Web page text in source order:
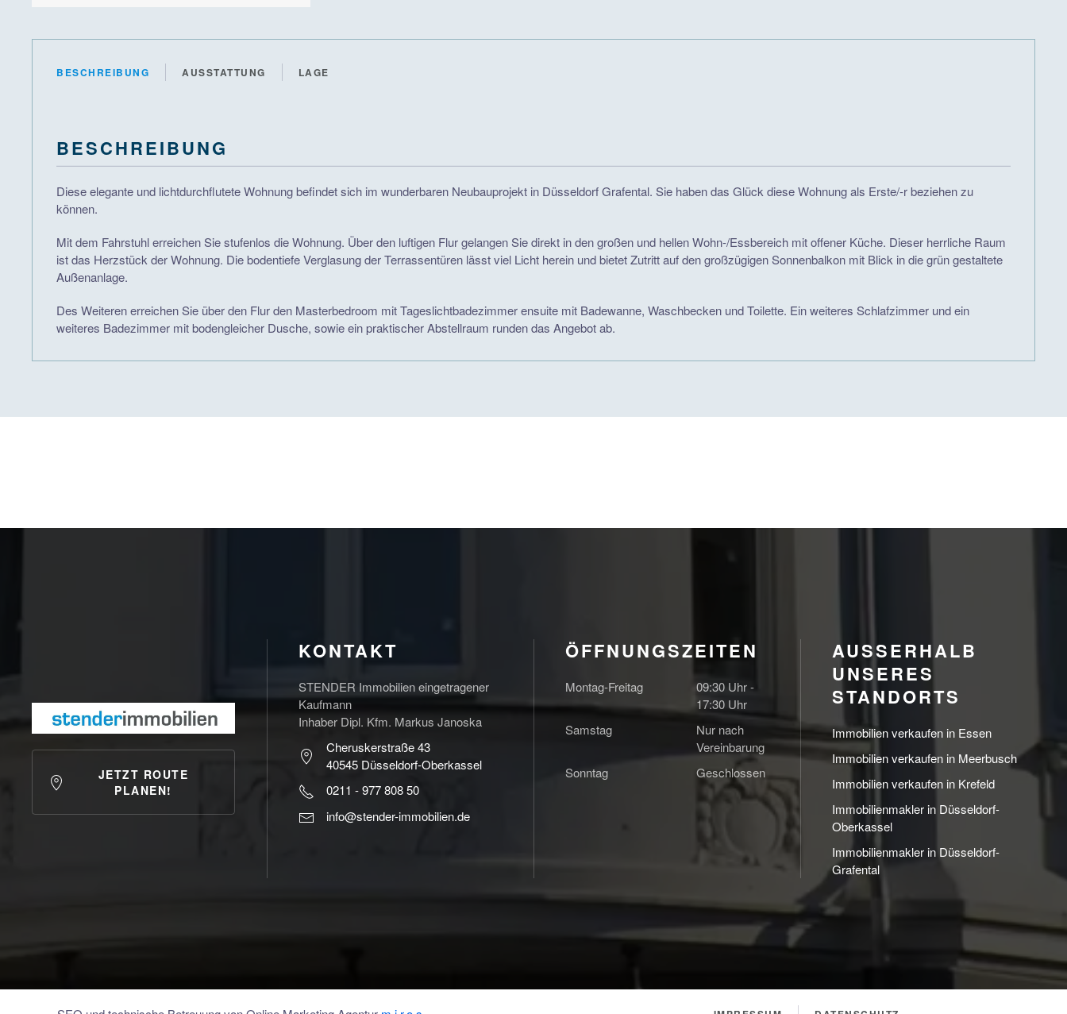
BESCHREIBUNG AUSSTATTUNG LAGE
BESCHREIBUNG
Diese elegante und lichtdurchflutete Wohnung befindet sich im wunderbaren Neubauprojekt in Düsseldorf Grafental. Sie haben das Glück diese Wohnung als Erste/-r beziehen zu
können.
Mit dem Fahrstuhl erreichen Sie stufenlos die Wohnung. Über den luftigen Flur gelangen Sie direkt in den großen und hellen Wohn-/Essbereich mit offener Küche. Dieser herrliche Raum
ist das Herzstück der Wohnung. Die bodentiefe Verglasung der Terrassentüren lässt viel Licht herein und bietet Zutritt auf den großzügigen Sonnenbalkon mit Blick in die grün gestaltete
Außenanlage.
Des Weiteren erreichen Sie über den Flur den Masterbedroom mit Tageslichtbadezimmer ensuite mit Badewanne, Waschbecken und Toilette. Ein weiteres Schlafzimmer und ein
weiteres Badezimmer mit bodengleicher Dusche, sowie ein praktischer Abstellraum runden das Angebot ab.
JETZT ROUTE
PLANEN!
KONTAKT
STENDER Immobilien eingetragener
Kaufmann
Inhaber Dipl. Kfm. Markus Janoska
Cheruskerstraße 43
40545 Düsseldorf-Oberkassel
0211 - 977 808 50
info@stender-immobilien.de
ÖFFNUNGSZEITEN
Montag-Freitag
09:30 Uhr -
17:30 Uhr
Samstag
Nur nach
Vereinbarung
Sonntag
Geschlossen
AUSSERHALB U
NSERES S
TANDORTS
Immobilien verkaufen in Essen
Immobilien verkaufen in Meerbusch
Immobilien verkaufen in Krefeld
Immobilienmakler in Düsseldorf-
Oberkassel
Immobilienmakler in Düsseldorf-
Grafental